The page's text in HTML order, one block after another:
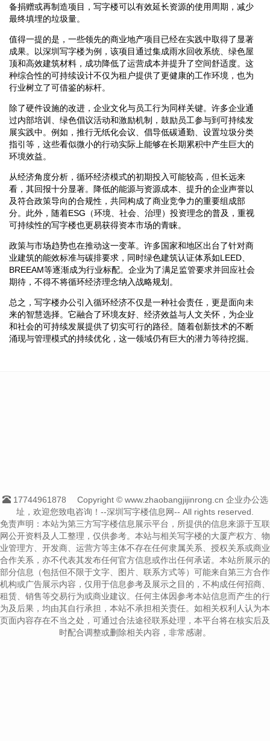
备捐赠或再制造项目，写字楼可以有效延长资源的使用周期，减少
最终填埋的垃圾量。
值得一提的是，一些领先的商业地产项目已经在实践中取得了显著
成果。以深圳写字楼为例，该项目通过集成雨水回收系统、绿色屋
顶和高效建筑材料，成功降低了运营成本并提升了空间舒适度。这
种综合性的可持续设计不仅为租户提供了更健康的工作环境，也为
行业树立了可借鉴的标杆。
除了硬件设施的改进，企业文化与员工行为同样关键。许多企业通
过内部培训、绿色倡议活动和激励机制，鼓励员工参与到可持续发
展实践中。例如，推行无纸化会议、倡导低碳通勤、设置垃圾分类
指引等，这些看似微小的行动实际上能够在长期累积中产生巨大的
环境效益。
从经济角度分析，循环经济模式的初期投入可能较高，但长远来
看，其回报十分显著。降低的能源与资源成本、提升的企业声誉以
及符合政策导向的合规性，共同构成了商业竞争力的重要组成部
分。此外，随着ESG（环境、社会、治理）投资理念的普及，重视
可持续性的写字楼也更易获得资本市场的青睐。
政策与市场趋势也在推动这一变革。许多国家和地区出台了针对商
业建筑的能效标准与碳排要求，同时绿色建筑认证体系如LEED、
BREEAM等逐渐成为行业标配。企业为了满足监管要求并回应社会
期待，不得不将循环经济理念纳入战略规划。
总之，写字楼办公引入循环经济不仅是一种社会责任，更是面向未
来的智慧选择。它融合了环境友好、经济效益与人文关怀，为企业
和社会的可持续发展提供了切实可行的路径。随着创新技术的不断
涌现与管理模式的持续优化，这一领域仍有巨大的潜力等待挖掘。
17744961878
Copyright © www.zhaobangjijinrong.cn 企业办公选
址，欢迎您致电咨询！--深圳写字楼信息网-- All rights reserved.
免责声明：本站为第三方写字楼信息展示平台，所提供的信息来源于互联
网公开资料及人工整理，仅供参考。本站与相关写字楼的大厦产权方、物
业管理方、开发商、运营方等主体不存在任何隶属关系、授权关系或商业
合作关系，亦不代表其发布任何官方信息或作出任何承诺。本站所展示的
部分信息（包括但不限于文字、图片、联系方式等）可能来自第三方合作
机构或广告展示内容，仅用于信息参考及展示之目的，不构成任何招商、
租赁、销售等交易行为或商业建议。任何主体因参考本站信息而产生的行
为及后果，均由其自行承担，本站不承担相关责任。如相关权利人认为本
页面内容存在不当之处，可通过合法途径联系处理，本平台将在核实后及
时配合调整或删除相关内容，非常感谢。